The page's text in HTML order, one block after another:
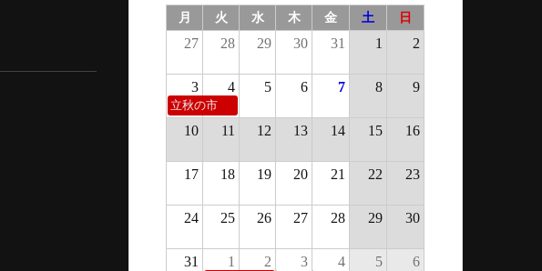
月 火 水 木 金 土 日
27 28 29 30 31 1 2
3 4 5 6 7 8 9
立秋の市
10 11 12 13 14 15 16
17 18 19 20 21 22 23
24 25 26 27 28 29 30
31 1 2 3 4 5 6